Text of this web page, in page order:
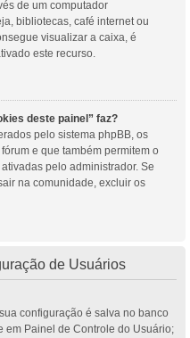
de um computador
bibliotecas, café internet ou
visualizar a caixa, é
este recurso.
deste painel” faz?
pelo sistema phpBB, os
e que também permitem o
pelo administrador. Se
na comunidade, excluir os
de Usuários
configuração é salva no banco
em Painel de Controle do Usuário;